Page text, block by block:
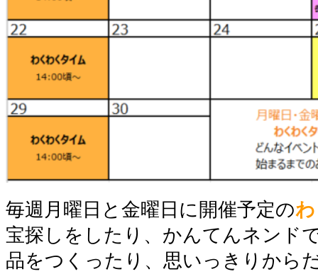
毎週月曜日と金曜日に開催予定の
宝探しをしたり、かんてんネンド
品をつくったり、思いっきりから